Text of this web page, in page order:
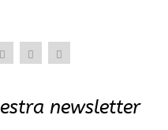
newsletter